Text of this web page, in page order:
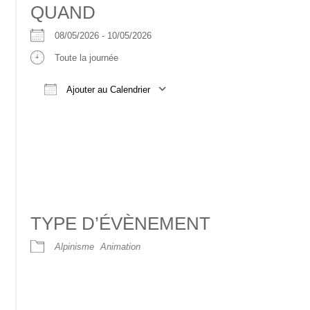
QUAND
08/05/2026 - 10/05/2026
Toute la journée
Ajouter au Calendrier
TYPE D’ÉVÈNEMENT
Alpinisme Animation